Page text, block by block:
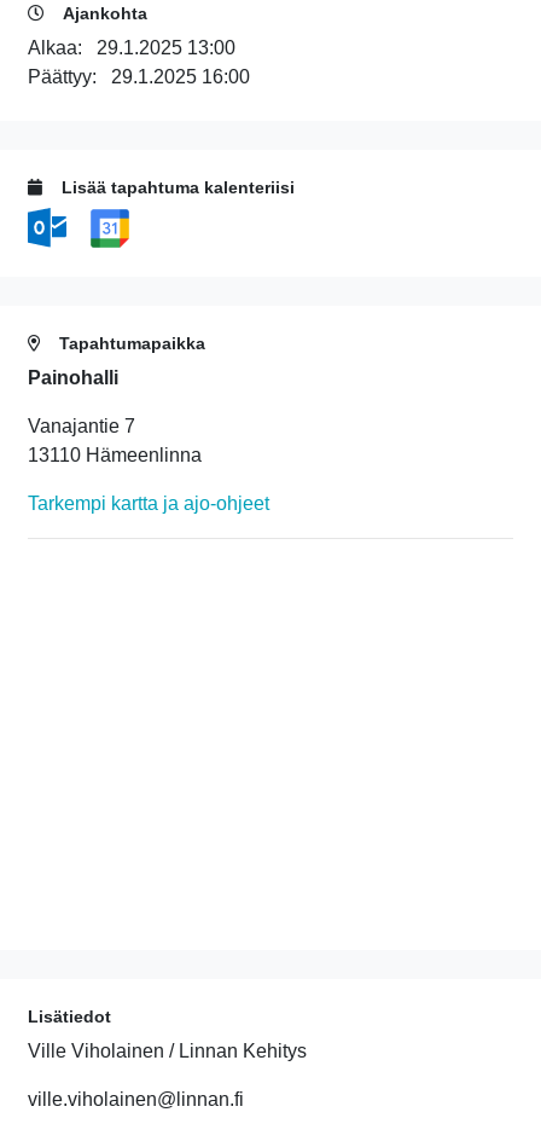
Ajankohta
Alkaa: 29.1.2025 13:00
Päättyy: 29.1.2025 16:00
Lisää tapahtuma kalenteriisi
Tapahtumapaikka
Painohalli
Vanajantie 7
13110 Hämeenlinna
Tarkempi kartta ja ajo-ohjeet
Lisätiedot
Ville Viholainen / Linnan Kehitys
ville.viholainen@linnan.fi